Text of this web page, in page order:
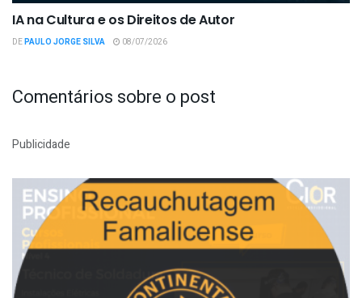
IA na Cultura e os Direitos de Autor
DEPAULO JORGE SILVA 08/07/2026
Comentários sobre o post
Publicidade